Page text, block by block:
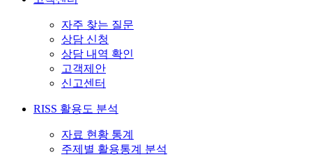
자주 찾는 질문
상담 신청
상담 내역 확인
고객제안
신고센터
RISS 활용도 분석
자료 현황 통계
주제별 활용통계 분석